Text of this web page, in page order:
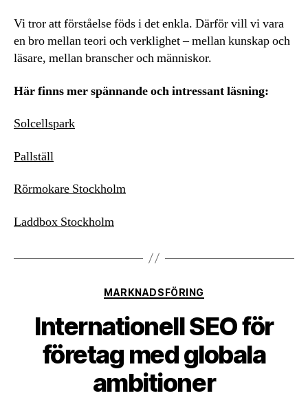
Vi tror att förståelse föds i det enkla. Därför vill vi vara
en bro mellan teori och verklighet – mellan kunskap och
läsare, mellan branscher och människor.
Här finns mer spännande och intressant läsning:
Solcellspark
Pallställ
Rörmokare Stockholm
Laddbox Stockholm
Kategorier
MARKNADSFÖRING
Internationell SEO för
företag med globala
ambitioner